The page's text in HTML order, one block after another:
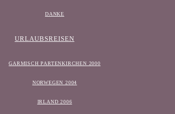
DANKE
URLAUBSREISEN
GARMISCH PARTENKIRCHEN 2000
NORWEGEN 2004
IRLAND 2006